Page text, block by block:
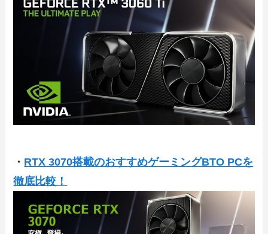
・ RTX 3070搭載のおすすめゲーミングBTO PCを
徹底比較！